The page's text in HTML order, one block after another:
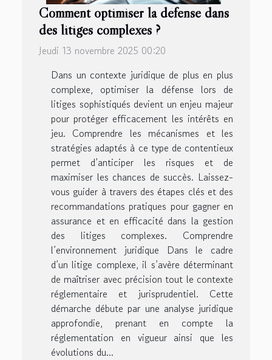
Comment optimiser la défense dans
des litiges complexes ?
Jeudi 13 novembre 2025 00:20
Dans un contexte juridique de plus en plus
complexe, optimiser la défense lors de
litiges sophistiqués devient un enjeu majeur
pour protéger efficacement les intérêts en
jeu. Comprendre les mécanismes et les
stratégies adaptés à ce type de contentieux
permet d’anticiper les risques et de
maximiser les chances de succès. Laissez-
vous guider à travers des étapes clés et des
recommandations pratiques pour gagner en
assurance et en efficacité dans la gestion
des litiges complexes. Comprendre
l’environnement juridique Dans le cadre
d’un litige complexe, il s’avère déterminant
de maîtriser avec précision tout le contexte
réglementaire et jurisprudentiel. Cette
démarche débute par une analyse juridique
approfondie, prenant en compte la
réglementation en vigueur ainsi que les
évolutions du...